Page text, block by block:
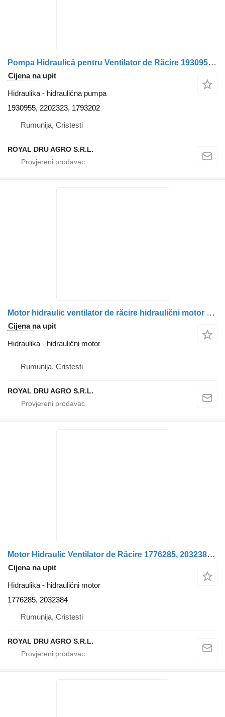
Pompa Hidraulică pentru Ventilator de Răcire 1930955 hidraulična pumpa za Scania (Nr. 15200) kamiona
Cijena na upit
Hidraulika - hidraulična pumpa
1930955, 2202323, 1793202
Rumunija, Cristesti
ROYAL DRU AGRO S.R.L.
Motor hidraulic ventilator de răcire hidraulični motor za Scania 2196418/2032381/1853889 kamiona
Cijena na upit
Hidraulika - hidraulični motor
Rumunija, Cristesti
ROYAL DRU AGRO S.R.L.
Motor Hidraulic Ventilator de Răcire 1776285, 2032384 hidraulični motor za Scania 1776285 2032384 kamiona
Cijena na upit
Hidraulika - hidraulični motor
1776285, 2032384
Rumunija, Cristesti
ROYAL DRU AGRO S.R.L.